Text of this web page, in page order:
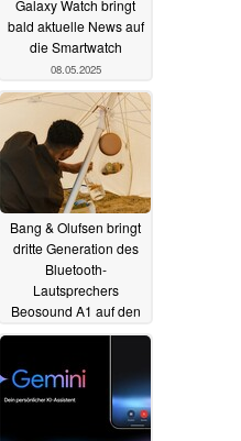
Galaxy Watch bringt
bald aktuelle News auf
die Smartwatch
08.05.2025
Bang & Olufsen bringt
dritte Generation des
Bluetooth-
Lautsprechers
Beosound A1 auf den
Markt07.05.2025